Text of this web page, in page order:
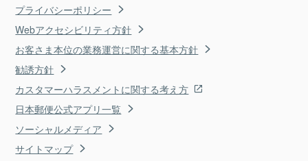
プライバシーポリシー
Webアクセシビリティ方針
お客さま本位の業務運営に関する基本方針
勧誘方針
カスタマーハラスメントに関する考え方
日本郵便公式アプリ一覧
ソーシャルメディア
サイトマップ